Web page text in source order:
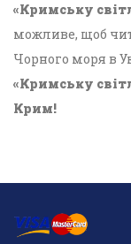
«Кримську
можливе, щоб
Чорного моря в
«Кримську
Крим!